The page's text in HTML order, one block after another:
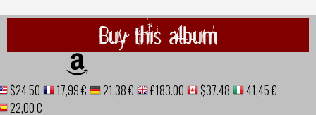
Buy this album
$24.50 17,99 € 21,38 € £183.00 $37.48
41,45 €
22,00 €